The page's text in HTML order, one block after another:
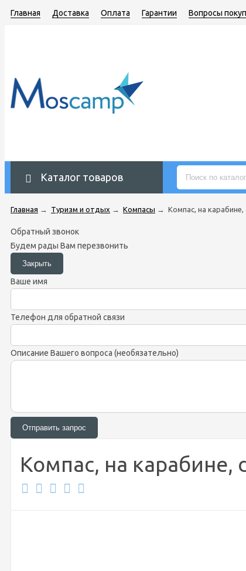
Главная Доставка Оплата Гарантии Вопросы
Каталог товаров
Главная → Туризм и отдых → Компасы → Компас, на
Обратный звонок
Будем рады Вам перезвонить
Ваше имя
Телефон для обратной связи
Описание Вашего вопроса (необязательно)
Компас, на карабине,